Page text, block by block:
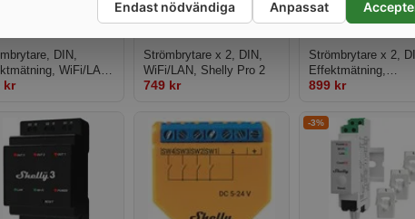
DIN,
WiFi/LAN,
Pro 1PM v1
kr
Strömbrytare x 2, DIN,
WiFi/LAN, Shelly Pro 2
749 kr
Strömbrytare x 2,
Effektmätning,
WiFi/LAN,Shelly Pro
899 kr
-3%
Endast nödvändiga Anpassat